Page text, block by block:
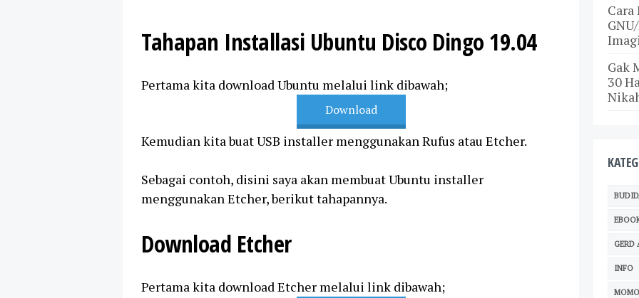
Tahapan Installasi Ubuntu Disco Dingo 19.04
Pertama kita download Ubuntu melalui link dibawah;
Download
Kemudian kita buat USB installer menggunakan Rufus atau Etcher.
Sebagai contoh, disini saya akan membuat Ubuntu installer
menggunakan Etcher, berikut tahapannya.
Download Etcher
Pertama kita download Etcher melalui link dibawah;
Gak
30
GERD
INFO